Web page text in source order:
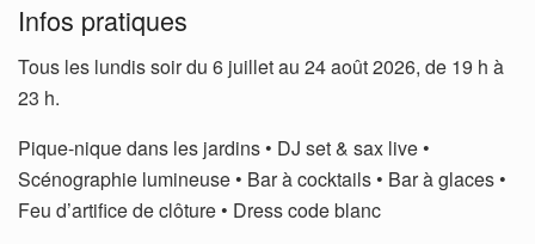
Infos pratiques
Tous les lundis soir du 6 juillet au 24 août 2026, de 19 h à
23 h.
Pique-nique dans les jardins • DJ set & sax live •
Scénographie lumineuse • Bar à cocktails • Bar à glaces •
Feu d’artifice de clôture • Dress code blanc